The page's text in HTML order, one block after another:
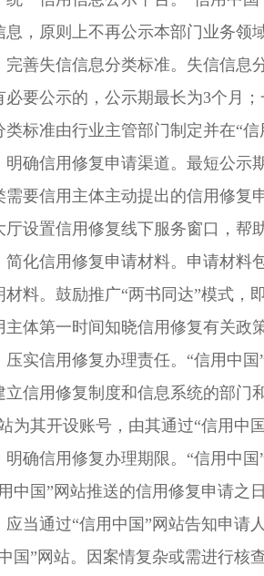
息，原则上不再公示本部门业务领
完善失信信息分类标准。失信信息
必要公示的，公示期最长为3个月
类标准由行业主管部门制定并在“
明确信用修复申请渠道。最短公示
需要信用主体主动提出的信用修复
厅设置信用修复线下服务窗口，帮
简化信用修复申请材料。申请材料
材料。鼓励推广“两书同达”模式，
主体第一时间知晓信用修复有关政策
压实信用修复办理责任。“信用中
立信用修复制度和信息系统的部门
为其开设账号，由其通过“信用中
明确信用修复办理期限。“信用中
中国”网站推送的信用修复申请之
应当通过“信用中国”网站告知申请
国”网站。因案情复杂或需进行核